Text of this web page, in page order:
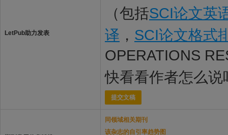
LetPub助力发表
（包括SCI论文英
译 ， SCI论文格式
OPERATIONS
快看看作者怎么说
提交文稿
同领域相关期刊
该杂志的自引率趋势图